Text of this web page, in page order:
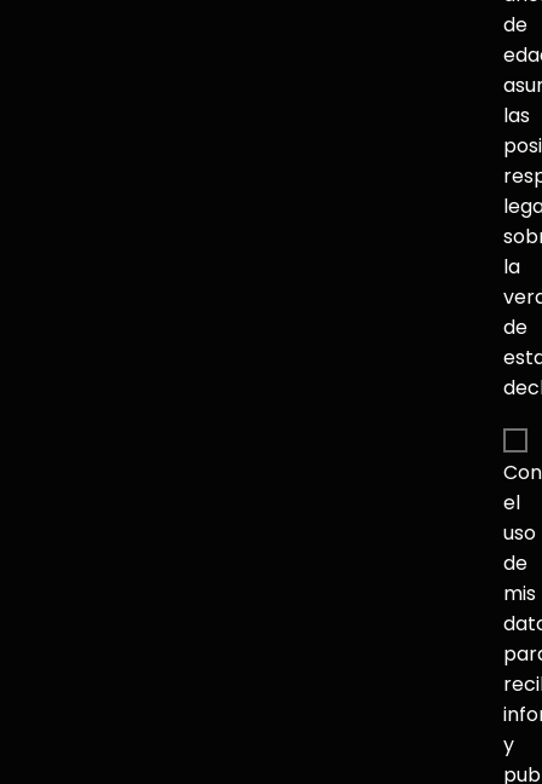
de
las
la
de
el
uso
de
mis
y